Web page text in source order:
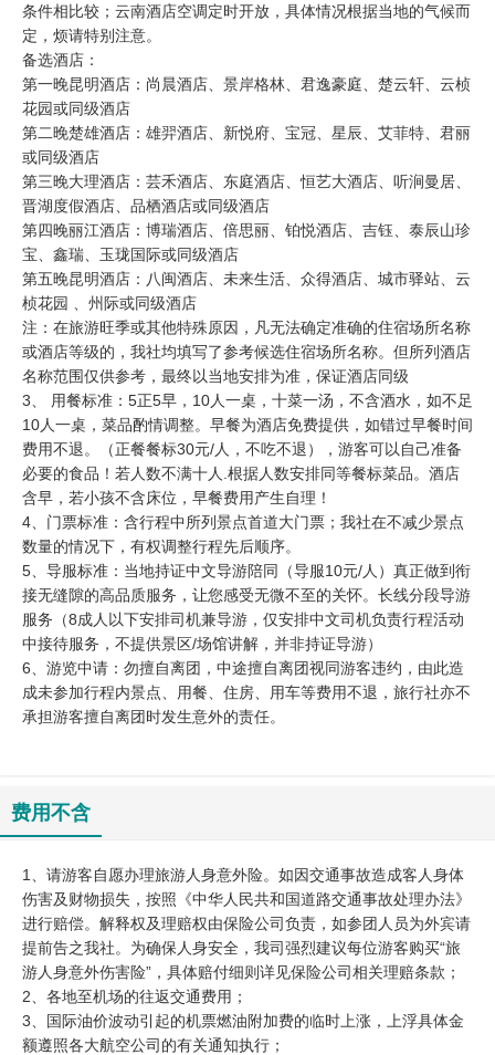
条件相比较；云南酒店空调定时开放，具体情况根据当地的气候而
定，烦请特别注意。
备选酒店：
第一晚昆明酒店：尚晨酒店、景岸格林、君逸豪庭、楚云轩、云桢
花园或同级酒店
第二晚楚雄酒店：雄羿酒店、新悦府、宝冠、星辰、艾菲特、君丽
或同级酒店
第三晚大理酒店：芸禾酒店、东庭酒店、恒艺大酒店、听涧曼居、
晋湖度假酒店、品栖酒店或同级酒店
第四晚丽江酒店：博瑞酒店、倍思丽、铂悦酒店、吉钰、泰辰山珍
宝、鑫瑞、玉珑国际或同级酒店
第五晚昆明酒店：八闽酒店、未来生活、众得酒店、城市驿站、云
桢花园 、州际或同级酒店
注：在旅游旺季或其他特殊原因，凡无法确定准确的住宿场所名称
或酒店等级的，我社均填写了参考候选住宿场所名称。但所列酒店
名称范围仅供参考，最终以当地安排为准，保证酒店同级
3、 用餐标准：5正5早，10人一桌，十菜一汤，不含酒水，如不足
10人一桌，菜品酌情调整。早餐为酒店免费提供，如错过早餐时间
费用不退。（正餐餐标30元/人，不吃不退），游客可以自己准备
必要的食品！若人数不满十人.根据人数安排同等餐标菜品。酒店
含早，若小孩不含床位，早餐费用产生自理！
4、门票标准：含行程中所列景点首道大门票；我社在不减少景点
数量的情况下，有权调整行程先后顺序。
5、导服标准：当地持证中文导游陪同（导服10元/人）真正做到衔
接无缝隙的高品质服务，让您感受无微不至的关怀。长线分段导游
服务（8成人以下安排司机兼导游，仅安排中文司机负责行程活动
中接待服务，不提供景区/场馆讲解，并非持证导游）
6、游览中请：勿擅自离团，中途擅自离团视同游客违约，由此造
成未参加行程内景点、用餐、住房、用车等费用不退，旅行社亦不
承担游客擅自离团时发生意外的责任。
费用不含
1、请游客自愿办理旅游人身意外险。如因交通事故造成客人身体
伤害及财物损失，按照《中华人民共和国道路交通事故处理办法》
进行赔偿。解释权及理赔权由保险公司负责，如参团人员为外宾请
提前告之我社。为确保人身安全，我司强烈建议每位游客购买“旅
游人身意外伤害险”，具体赔付细则详见保险公司相关理赔条款；
2、各地至机场的往返交通费用；
3、国际油价波动引起的机票燃油附加费的临时上涨，上浮具体金
额遵照各大航空公司的有关通知执行；